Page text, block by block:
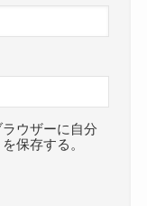
ウザーに自分
保存する。